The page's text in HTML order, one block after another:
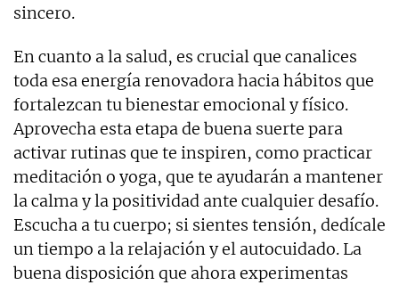
sincero.
En cuanto a la salud, es crucial que canalices
toda esa energía renovadora hacia hábitos que
fortalezcan tu bienestar emocional y físico.
Aprovecha esta etapa de buena suerte para
activar rutinas que te inspiren, como practicar
meditación o yoga, que te ayudarán a mantener
la calma y la positividad ante cualquier desafío.
Escucha a tu cuerpo; si sientes tensión, dedícale
un tiempo a la relajación y el autocuidado. La
buena disposición que ahora experimentas